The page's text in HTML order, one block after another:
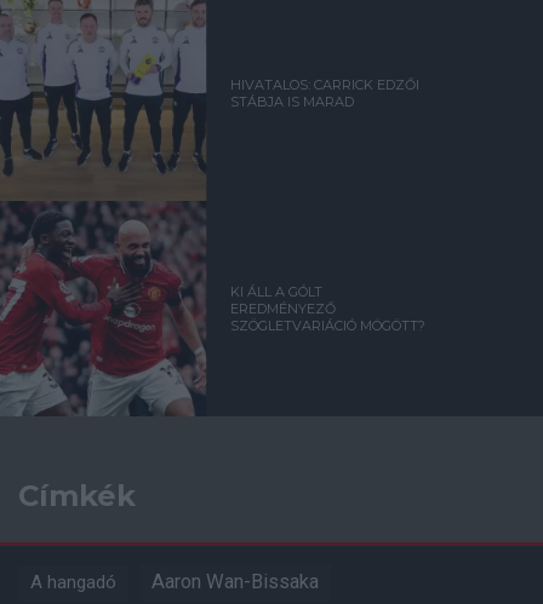
HIVATALOS: CARRICK EDZŐI
STÁBJA IS MARAD
KI ÁLL A GÓLT
EREDMÉNYEZŐ
SZÖGLETVARIÁCIÓ MÖGÖTT?
Címkék
A hangadó Aaron Wan-Bissaka